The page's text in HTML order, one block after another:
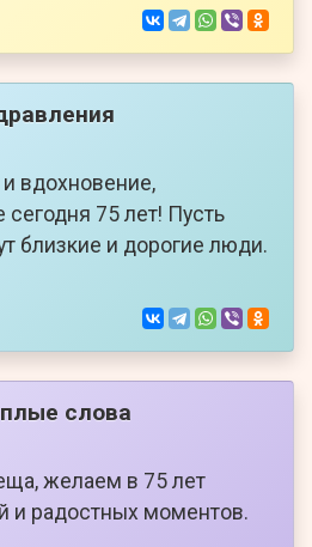
вдохновение,
сегодня 75 лет! Пусть
близкие и дорогие люди.
слова
желаем в 75 лет
и радостных моментов.